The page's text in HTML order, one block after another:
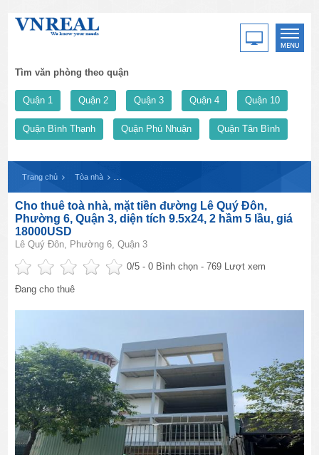
Tìm văn phòng theo quận
Quận 1 Quận 2 Quận 3 Quận 4 Quận 10
Quận Bình Thạnh Quận Phú Nhuận Quận Tân Bình
Trang chủ Tòa nhà
Cho thuê toà nhà, mặt tiền đường Lê Quý Đôn,
Phường 6, Quận 3, diện tích 9.5x24, 2 hầm 5 lầu, giá
18000USD
Lê Quý Đôn, Phường 6, Quận 3
0/5 -0 Bình chọn - 769 Lượt xem
Đang cho thuê